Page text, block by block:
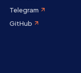
Telegram
GitHub